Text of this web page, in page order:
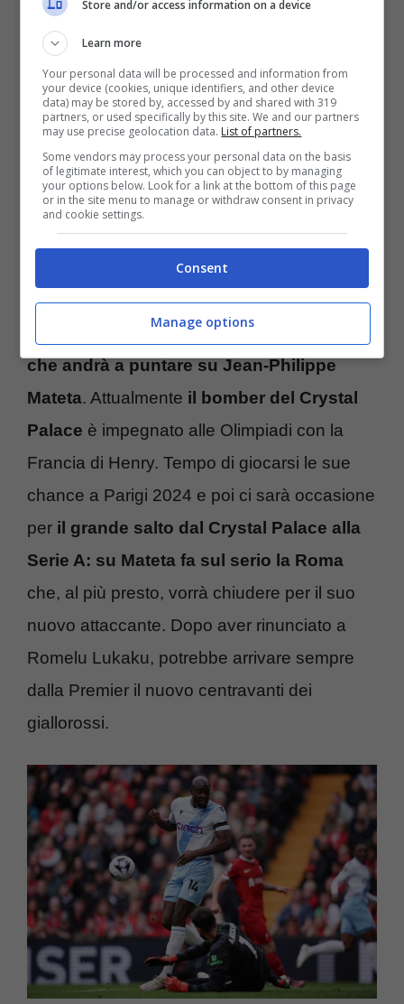
maggiore “freschezza” e qualità differenti. Si
tratta delcolpo di calciomercato che la
Roma sta tentando di portare verso la
chiusura e che porta al nuovo attaccante
in arrivo proprio dalla Premier League,
precisamente dal Crystal Palace.
Mercato Serie A: Mateta è la
scelta per l’attacco
Scelta fatta in attacco da parte del club,
che andrà a puntare su Jean-Philippe
Mateta. Attualmente il bomber del Crystal
Palace è impegnato alle Olimpiadi con la
Francia di Henry. Tempo di giocarsi le sue
chance a Parigi 2024 e poi ci sarà occasione
per il grande salto dal Crystal Palace alla
Serie A: su Mateta fa sul serio la Roma
che, al più presto, vorrà chiudere per il suo
nuovo attaccante. Dopo aver rinunciato a
Romelu Lukaku, potrebbe arrivare sempre
dalla Premier il nuovo centravanti dei
giallorossi.
Store and/or access information on a device
Learn more
Your personal data will be processed and information from
your device (cookies, unique identifiers, and other device
data) may be stored by, accessed by and shared with 319
partners, or used specifically by this site. We and our partners
may use precise geolocation data. List of partners.
Some vendors may process your personal data on the basis
of legitimate interest, which you can object to by managing
your options below. Look for a link at the bottom of this page
or in the site menu to manage or withdraw consent in privacy
and cookie settings.
Consent
Manage options